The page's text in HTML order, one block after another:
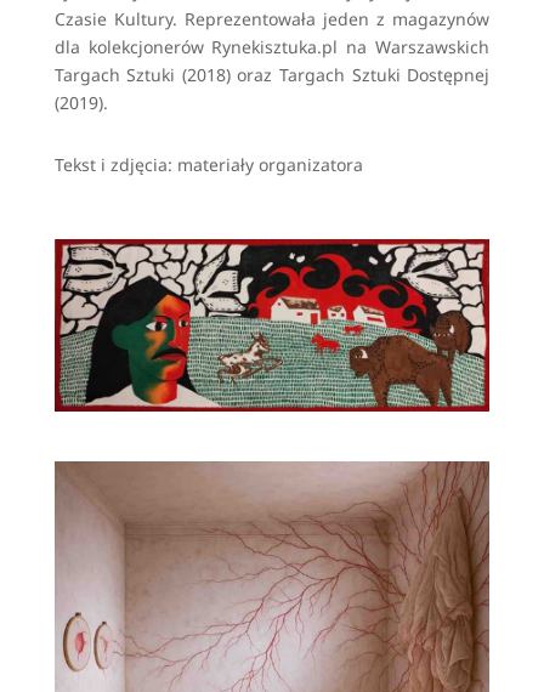
Czasie Kultury. Reprezentowała jeden z magazynów
dla kolekcjonerów Rynekisztuka.pl na Warszawskich
Targach Sztuki (2018) oraz Targach Sztuki Dostępnej
(2019).
Tekst i zdjęcia: materiały organizatora